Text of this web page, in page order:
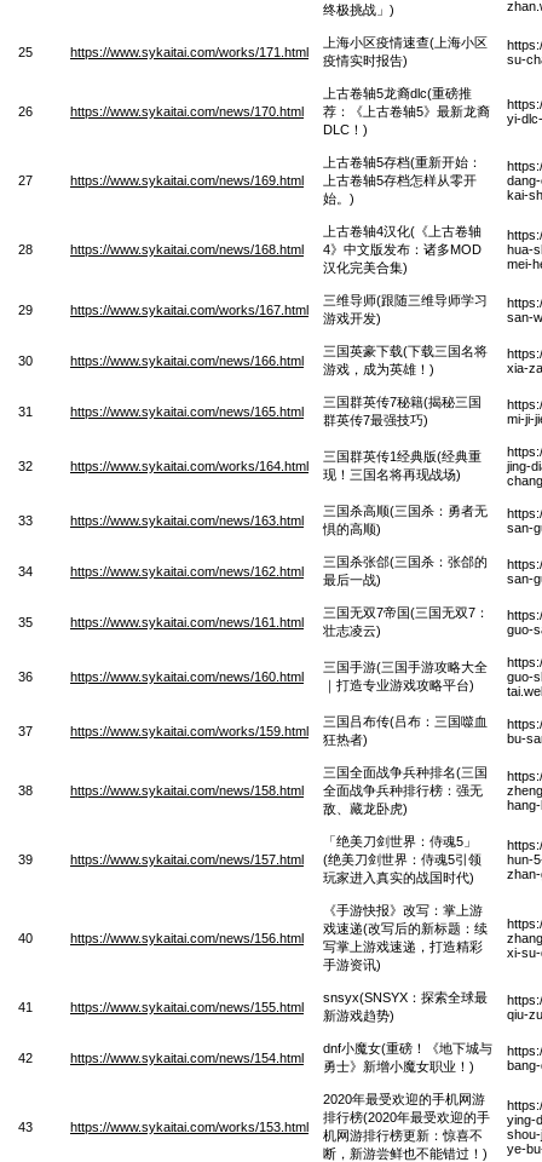
终极挑战」)
25 https://www.sykaitai.com/works/171.html
上海小区疫情速查(上海小区
疫情实时报告)
su-
26 https://www.sykaitai.com/news/170.html
上古卷轴5龙裔dlc(重磅推
荐：《上古卷轴5》最新龙裔
DLC！)
yi-
27 https://www.sykaitai.com/news/169.html
上古卷轴5存档(重新开始：
上古卷轴5存档怎样从零开
始。)
kai-
28 https://www.sykaitai.com/news/168.html
上古卷轴4汉化(《上古卷轴
4》中文版发布：诸多MOD
汉化完美合集)
hua-
mei-
29 https://www.sykaitai.com/works/167.html
三维导师(跟随三维导师学习
游戏开发)
san-
30 https://www.sykaitai.com/news/166.html
三国英豪下载(下载三国名将
游戏，成为英雄！)
xia-
31 https://www.sykaitai.com/news/165.html
三国群英传7秘籍(揭秘三国
群英传7最强技巧)
mi-ji-
32 https://www.sykaitai.com/works/164.html
三国群英传1经典版(经典重
现！三国名将再现战场)
jing-
33 https://www.sykaitai.com/news/163.html
三国杀高顺(三国杀：勇者无
惧的高顺)
san-
34 https://www.sykaitai.com/news/162.html
三国杀张郃(三国杀：张郃的
最后一战)
san-
35 https://www.sykaitai.com/news/161.html
三国无双7帝国(三国无双7：
壮志凌云)
guo-
36 https://www.sykaitai.com/news/160.html
三国手游(三国手游攻略大全
｜打造专业游戏攻略平台)
guo-
37 https://www.sykaitai.com/works/159.html
三国吕布传(吕布：三国噬血
狂热者)
bu-
38 https://www.sykaitai.com/news/158.html
三国全面战争兵种排名(三国
全面战争兵种排行榜：强无
敌、藏龙卧虎)
39 https://www.sykaitai.com/news/157.html
「绝美刀剑世界：侍魂5」
(绝美刀剑世界：侍魂5引领
玩家进入真实的战国时代)
hun-
40 https://www.sykaitai.com/news/156.html
《手游快报》改写：掌上游
戏速递(改写后的新标题：续
写掌上游戏速递，打造精彩
手游资讯)
xi-
41 https://www.sykaitai.com/news/155.html
snsyx(SNSYX：探索全球最
新游戏趋势)
qiu-
42 https://www.sykaitai.com/news/154.html
dnf小魔女(重磅！《地下城与
勇士》新增小魔女职业！)
43 https://www.sykaitai.com/works/153.html
2020年最受欢迎的手机网游
排行榜(2020年最受欢迎的手
机网游排行榜更新：惊喜不
断，新游尝鲜也不能错过！)
ying-
ye-